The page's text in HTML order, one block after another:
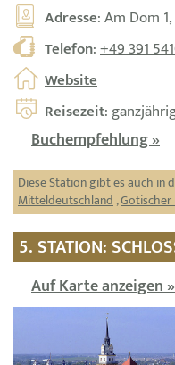
Adresse: Am Dom
Telefon:+49 391
Website
Reisezeit:
Buchempfehlung »
Diese Station gibt es auch in
Mitteldeutschland,
5. STATION:
Auf Karte anzeigen »